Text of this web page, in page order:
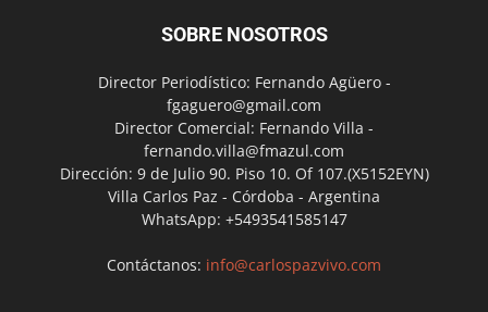
SOBRE NOSOTROS
Director Periodístico: Fernando Agüero -
fgaguero@gmail.com
Director Comercial: Fernando Villa -
fernando.villa@fmazul.com
Dirección: 9 de Julio 90. Piso 10. Of 107.(X5152EYN)
Villa Carlos Paz - Córdoba - Argentina
WhatsApp: +5493541585147
Contáctanos: info@carlospazvivo.com